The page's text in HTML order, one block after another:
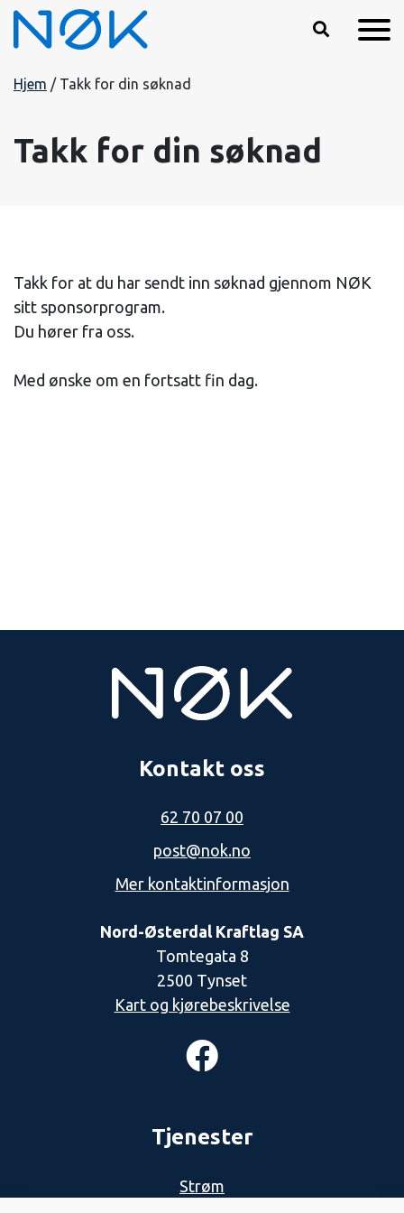
Hopp til hovedinnhold
Hjem / Takk for din søknad
Takk for din søknad
Takk for at du har sendt inn søknad gjennom NØK
sitt sponsorprogram.
Du hører fra oss.
Med ønske om en fortsatt fin dag.
Kontakt oss
62 70 07 00
post@nok.no
Mer kontaktinformasjon
Nord-Østerdal Kraftlag SA
Tomtegata 8
2500 Tynset
Kart og kjørebeskrivelse
Tjenester
Strøm